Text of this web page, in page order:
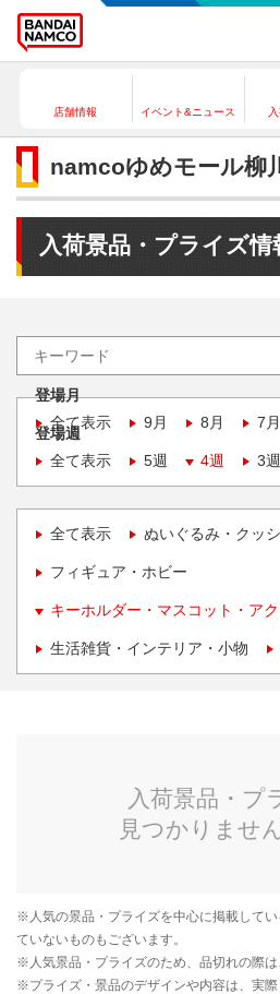
店舗情報 イベント&ニュース
namcoゆめモール柳
入荷景品・プライズ情
登場月
全て表示
9月 8月 7月
登場週
全て表示
5週 4週 3週
全て表示 ぬいぐるみ・クッ
フィギュア・ホビー
キーホルダー・マスコット・ア
生活雑貨・インテリア・小物